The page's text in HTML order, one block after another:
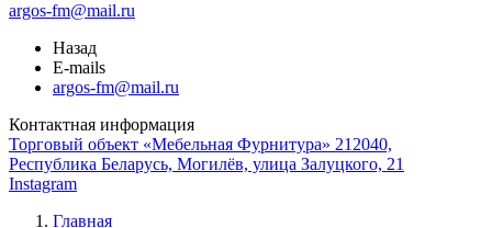
argos-fm@mail.ru
Назад
E-mails
argos-fm@mail.ru
Контактная информация
Торговый объект «Мебельная Фурнитура» 212040,
Республика Беларусь, Могилёв, улица Залуцкого, 21
Instagram
Главная